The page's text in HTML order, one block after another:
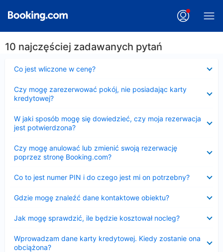
10 najczęściej zadawanych pytań
Co jest wliczone w cenę?
Czy mogę zarezerwować pokój, nie posiadając karty
kredytowej?
W jaki sposób mogę się dowiedzieć, czy moja rezerwacja
jest potwierdzona?
Czy mogę anulować lub zmienić swoją rezerwację
poprzez stronę Booking.com?
Co to jest numer PIN i do czego jest mi on potrzebny?
Gdzie mogę znaleźć dane kontaktowe obiektu?
Jak mogę sprawdzić, ile będzie kosztował nocleg?
Wprowadzam dane karty kredytowej. Kiedy zostanie ona
obciążona?